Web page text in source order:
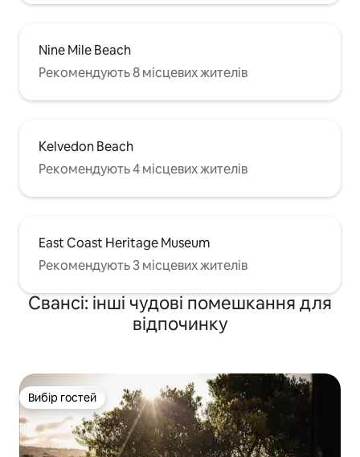
Nine Mile Beach
Рекомендують 8 місцевих жителів
Kelvedon Beach
Рекомендують 4 місцевих жителів
East Coast Heritage Museum
Рекомендують 3 місцевих жителів
Свансі: інші чудові помешкання для
відпочинку
Вибір гостей
Вибір гостей